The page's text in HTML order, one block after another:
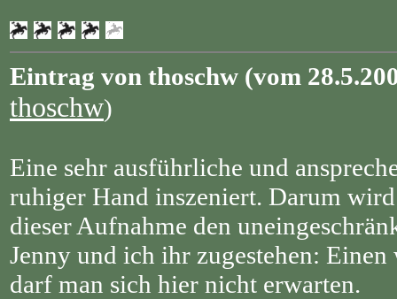
Eintrag von thoschw (vom
thoschw)
Eine sehr ausführliche und
ruhiger Hand inszeniert. Darum
dieser Aufnahme den
Jenny und ich ihr zugestehen:
darf man sich hier nicht erwarten.